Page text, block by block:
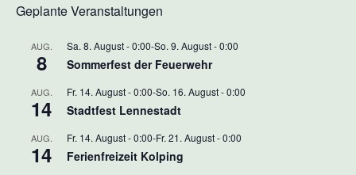
Geplante Veranstaltungen
AUG.
8
Sa. 8. August - 0:00-So. 9. August - 0:00
Sommerfest der Feuerwehr
AUG.
14
Fr. 14. August - 0:00-So. 16. August - 0:00
Stadtfest Lennestadt
AUG.
14
Fr. 14. August - 0:00-Fr. 21. August - 0:00
Ferienfreizeit Kolping